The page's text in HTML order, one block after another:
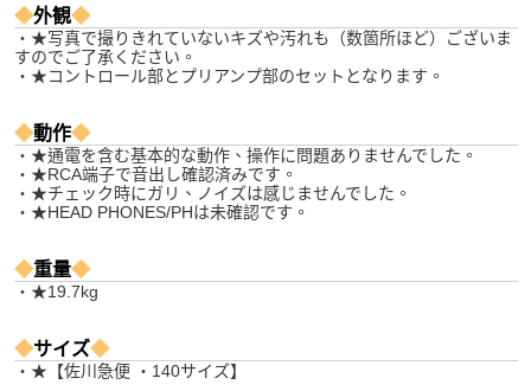
◆外観◆
・★写真で撮りきれていないキズや汚れも（数箇所ほど）ございま
すのでご了承ください。
・★コントロール部とプリアンプ部のセットとなります。
◆動作◆
・★通電を含む基本的な動作、操作に問題ありませんでした。
・★RCA端子で音出し確認済みです。
・★チェック時にガリ、ノイズは感じませんでした。
・★HEAD PHONES/PHは未確認です。
◆重量◆
・★19.7kg
◆サイズ◆
・★【佐川急便 ・140サイズ】